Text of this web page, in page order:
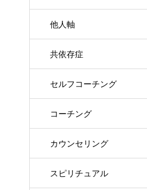
他人軸
共依存症
セルフコーチング
コーチング
カウンセリング
スピリチュアル